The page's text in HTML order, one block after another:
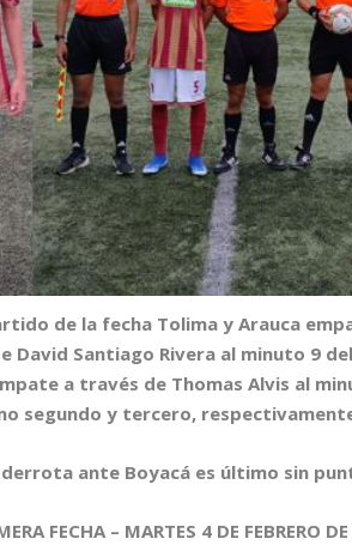
de la fecha Tolima y Arauca
David Santiago Rivera al minuto 9
a través de Thomas Alvis al
segundo y tercero,
ante Boyacá es último sin
FECHA – MARTES 4 DE FEBRERO